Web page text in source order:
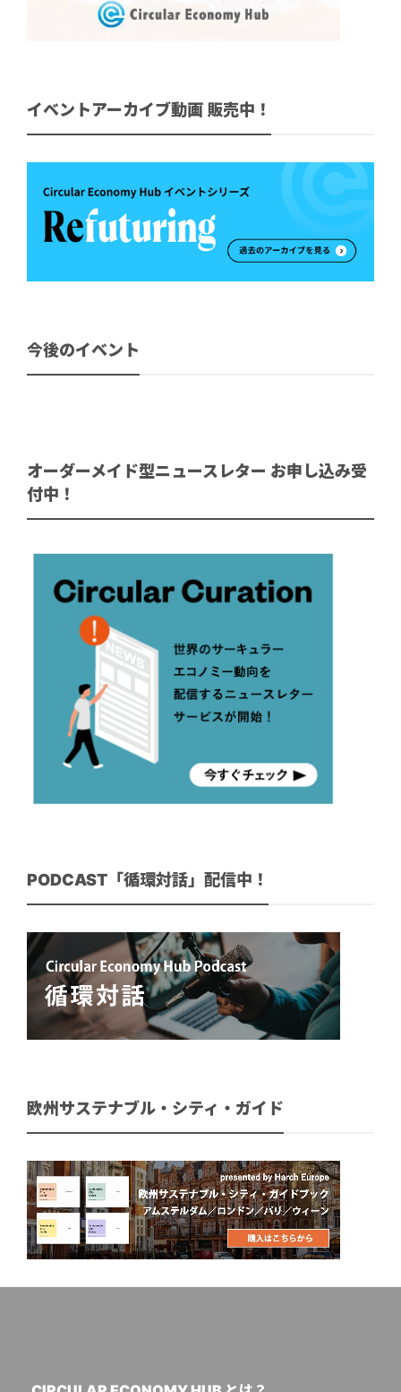
イベントアーカイブ動画 販売中！
今後のイベント
オーダーメイド型ニュースレター お申し込み受
付中！
PODCAST「循環対話」配信中！
欧州サステナブル・シティ・ガイド